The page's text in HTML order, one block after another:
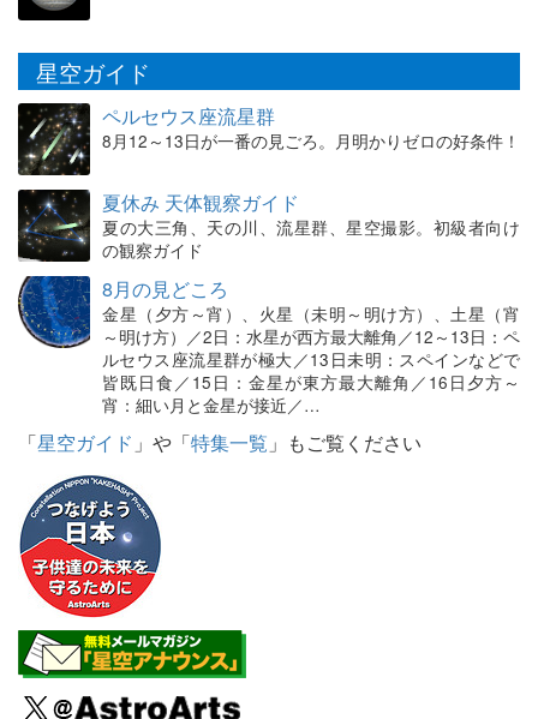
星空ガイド
ペルセウス座流星群
8月12～13日が一番の見ごろ。月明かりゼロの好条件！
夏休み 天体観察ガイド
夏の大三角、天の川、流星群、星空撮影。初級者向け
の観察ガイド
8月の見どころ
金星（夕方～宵）、火星（未明～明け方）、土星（宵
～明け方）／2日：水星が西方最大離角／12～13日：ペ
ルセウス座流星群が極大／13日未明：スペインなどで
皆既日食／15日：金星が東方最大離角／16日夕方～
宵：細い月と金星が接近／…
「星空ガイド 」や「特集一覧 」もご覧ください